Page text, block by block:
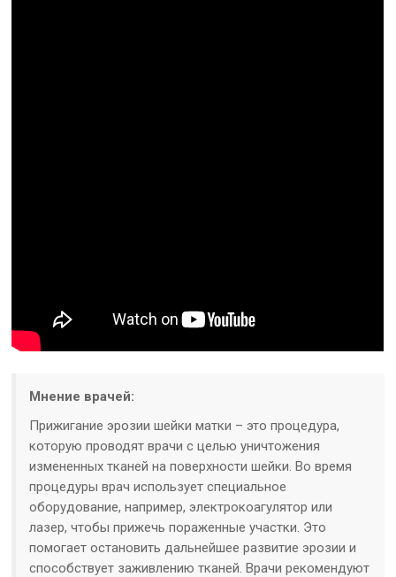
Мнение врачей:
Прижигание эрозии шейки матки – это процедура,
которую проводят врачи с целью уничтожения
измененных тканей на поверхности шейки. Во время
процедуры врач использует специальное
оборудование, например, электрокоагулятор или
лазер, чтобы прижечь пораженные участки. Это
помогает остановить дальнейшее развитие эрозии и
способствует заживлению тканей. Врачи рекомендуют